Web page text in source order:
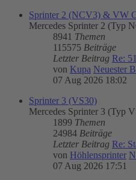
Sprinter 2 (NCV3) & VW
Mercedes Sprinter 2 (Typ
8941 Themen
115575 Beiträge
Letzter Beitrag Re:
von Kupa Neuester
07 Aug 2026 18:02
Sprinter 3 (VS30)
Mercedes Sprinter 3 (Typ
1899 Themen
24984 Beiträge
Letzter Beitrag Re:
von Höhlensprinter
07 Aug 2026 17:51